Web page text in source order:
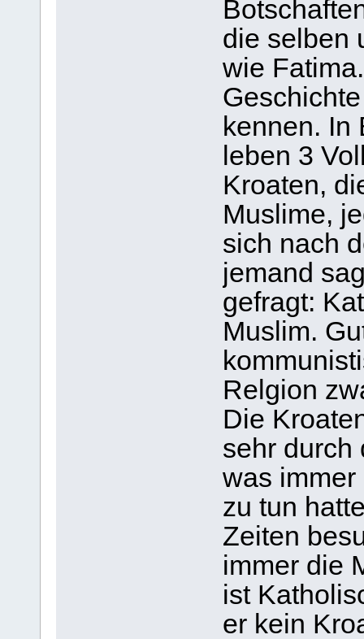
die selben
wie
kennen. In
leben 3
Kroaten,
Muslime,
sich nach
jemand
gefragt:
Muslim.
Relgion
Die
sehr durch
was
zu tun
Zeiten
immer die
ist
er kein